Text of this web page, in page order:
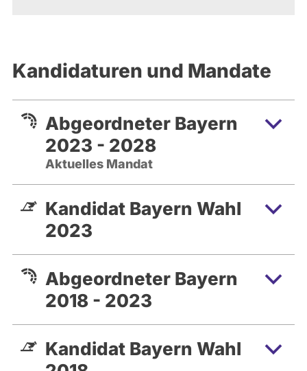
Kandidaturen und Mandate
Abgeordneter Bayern
2023 - 2028
Aktuelles Mandat
Kandidat Bayern Wahl
2023
Abgeordneter Bayern
2018 - 2023
Kandidat Bayern Wahl